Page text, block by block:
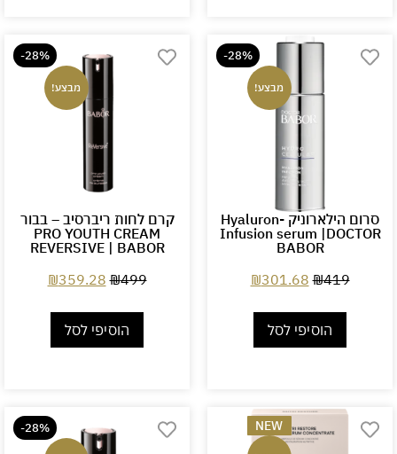
-28%
מבצע!
סרום הילארוניק -Hyaluron
Infusion serum |DOCTOR
BABOR
₪419
₪301.68
הוסיפי לסל
-28%
מבצע!
קרם לחות ריברסיב – בבור
PRO YOUTH CREAM
REVERSIVE | BABOR
₪499
₪359.28
הוסיפי לסל
NEW
-28%